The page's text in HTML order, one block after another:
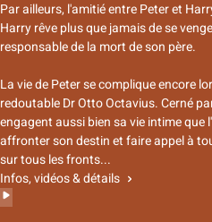
Par ailleurs, l'amitié entre Peter et
Harry rêve plus que jamais de se
responsable de la mort de son père.
La vie de Peter se complique encore
redoutable Dr Otto Octavius. Cerné
engagent aussi bien sa vie intime que
affronter son destin et faire appel à
sur tous les fronts...
Infos, vidéos & détails